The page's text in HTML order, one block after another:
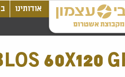
אודותינו
60X120